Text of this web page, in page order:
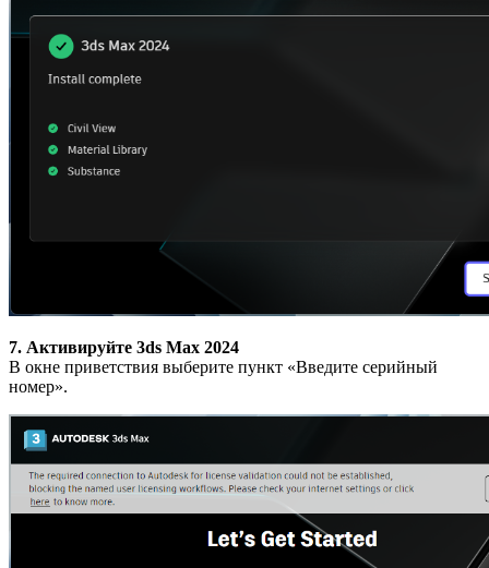
7. Активируйте 3ds Max 2024
В окне приветствия выберите пункт «Введите серийный
номер».